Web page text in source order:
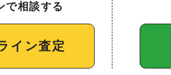
で相談する
イン査定